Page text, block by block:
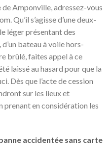
Amponville, adressez-vous
Qu’il s’agisse d’une deux-
léger présentant des
bateau à voile hors-
brûlé, faites appel à ce
laissé au hasard pour que la
Dès que l’acte de cession
sur les lieux et
en considération les
accidentée sans carte